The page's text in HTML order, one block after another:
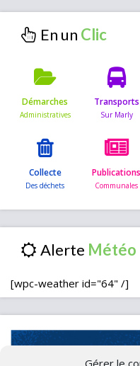
Gérer le
En un
Démarches Transports
Collecte Publications
Alerte
[wpc-weather id="64" /]